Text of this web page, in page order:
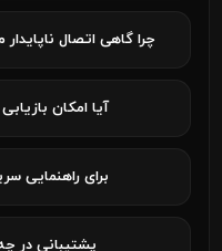
چرا گاهی اتصال
آیا امکان
برای راهنمایی
پشتیبانی در